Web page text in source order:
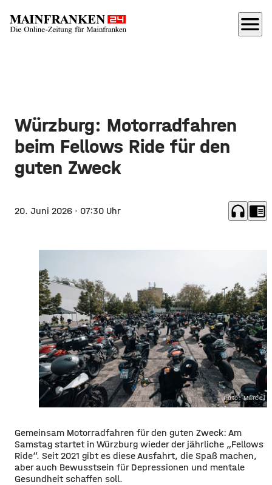
menu
Würzburg: Motorradfahren
beim Fellows Ride für den
guten Zweck
20. Juni 2026 · 07:30 Uhr headphones chrome_reader_mode
Foto: Marcel
Gemeinsam Motorradfahren für den guten Zweck: Am
Samstag startet in Würzburg wieder der jährliche „Fellows
Ride“. Seit 2021 gibt es diese Ausfahrt, die Spaß machen,
aber auch Bewusstsein für Depressionen und mentale
Gesundheit schaffen soll.